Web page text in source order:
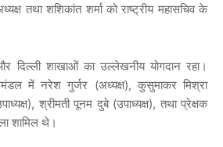
तथा शशिकांत शर्मा को राष्ट्रीय महासचिव के
दिल्ली शाखाओं का उल्लेखनीय योगदान रहा।
में नरेश गुर्जर (अध्यक्ष), कुसुमाकर मिश्रा
श्रीमती पूनम दुबे (उपाध्यक्ष), तथा प्रेक्षक
शामिल थे।